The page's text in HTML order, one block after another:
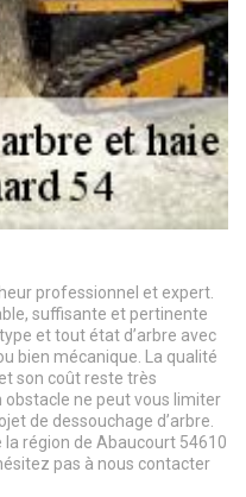
professionnel et expert.
suffisante et pertinente
et tout état d’arbre avec
bien mécanique. La qualité
son coût reste très
obstacle ne peut vous limiter
de dessouchage d’arbre.
région de Abaucourt 54610
pas à nous contacter